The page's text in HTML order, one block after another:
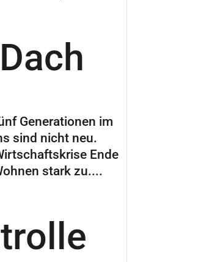
Generationen im
sind nicht neu.
Ende
stark zu....